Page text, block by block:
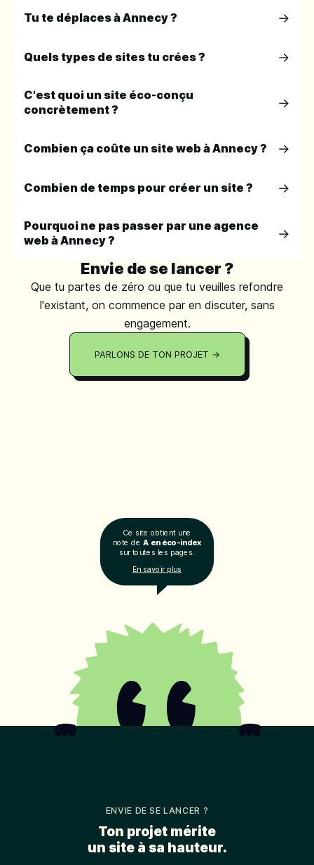
Tu te déplaces à Annecy ?
Quels types de sites tu crées ?
C'est quoi un site éco-conçu
concrètement ?
Combien ça coûte un site web à Annecy ?
Combien de temps pour créer un site ?
Pourquoi ne pas passer par une agence
web à Annecy ?
Envie de se lancer ?
Que tu partes de zéro ou que tu veuilles refondre
l'existant, on commence par en discuter, sans
engagement.
PARLONS DE TON PROJET →
Ce site obtient une
note de A en éco-index
sur toutes les pages.
En savoir plus
ENVIE DE SE LANCER ?
Ton projet mérite
un site à sa hauteur.